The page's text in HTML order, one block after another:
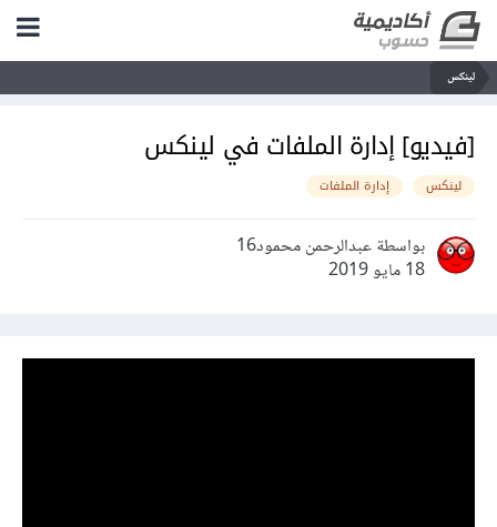
لينكس
[فيديو] إدارة الملفات في لينكس
لينكس إدارة الملفات
بواسطة عبدالرحمن محمود16
18 مايو 2019